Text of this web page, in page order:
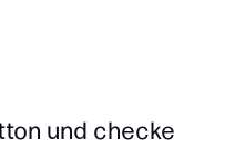
und checke